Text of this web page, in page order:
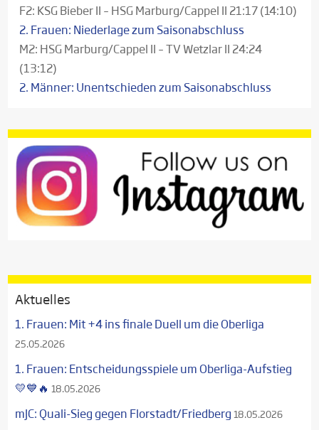
F2: KSG Bieber II – HSG Marburg/Cappel II 21:17 (14:10)
2. Frauen: Niederlage zum Saisonabschluss
M2: HSG Marburg/Cappel II – TV Wetzlar II 24:24
(13:12)
2. Männer: Unentschieden zum Saisonabschluss
Aktuelles
1. Frauen: Mit +4 ins finale Duell um die Oberliga
25.05.2026
1. Frauen: Entscheidungsspiele um Oberliga-Aufstieg
💛💙🔥 18.05.2026
mJC: Quali-Sieg gegen Florstadt/Friedberg 18.05.2026